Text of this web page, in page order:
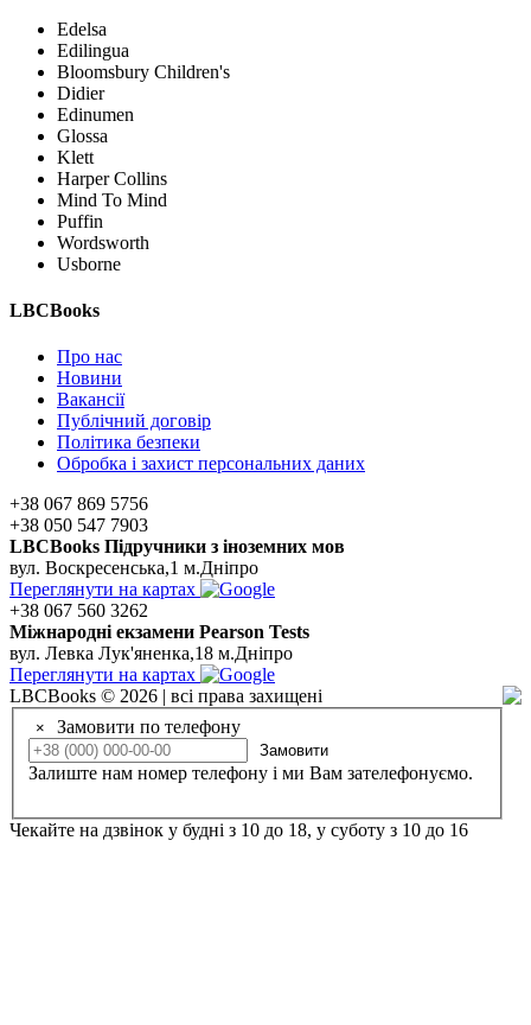
Edelsa
Edilingua
Bloomsbury Children's
Didier
Edinumen
Glossa
Klett
Harper Collins
Mind To Mind
Puffin
Wordsworth
Usborne
LBCBooks
Про нас
Новини
Вакансії
Публічний договір
Політика безпеки
Обробка і захист персональних даних
+38 067 869 5756
+38 050 547 7903
LBCBooks Підручники з іноземних мов
вул. Воскресенська,1 м.Дніпро
Переглянути на картах
+38 067 560 3262
Мiжнароднi екзамени Pearson Tests
вул. Левка Лук'яненка,18 м.Дніпро
Переглянути на картах
LBCBooks © 2026 | всі права захищені
× Замовити по телефону
Замовити
Залиште нам номер телефону і ми Вам зателефонуємо.
Чекайте на дзвінок у будні з 10 до 18, у суботу з 10 до 16